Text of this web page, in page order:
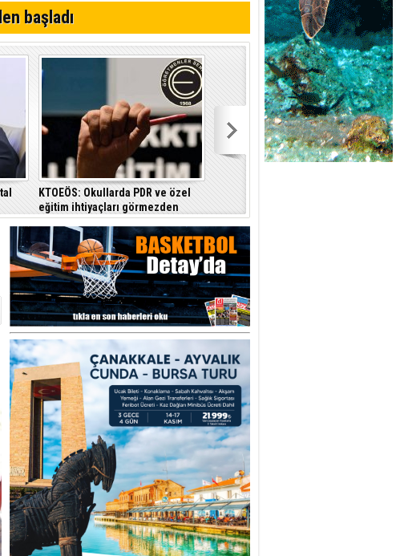
başladı
KTOEÖS: Okullarda PDR ve özel
eğitim ihtiyaçları görmezden
geliniyor
anlayışıdır